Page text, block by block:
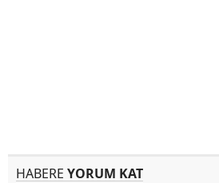
HABERE YORUM KAT